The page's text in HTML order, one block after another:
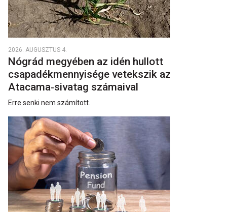
2026. AUGUSZTUS 4.
Nógrád megyében az idén hullott
csapadékmennyisége vetekszik az
Atacama‑sivatag számaival
Erre senki nem számított.